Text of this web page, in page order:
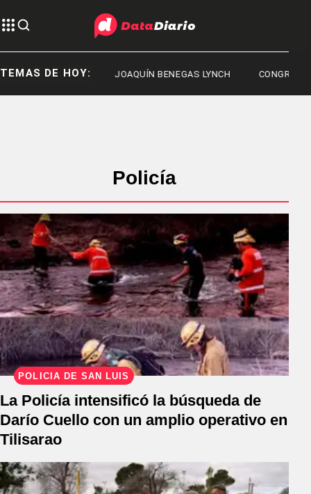
TEMAS DE HOY:
CHUBUT JOAQUÍN BENEGAS LYNCH CONGRESO
Policía
POLICÍA DE SAN LUIS
La Policía intensificó la búsqueda de
Darío Cuello con un amplio operativo en
Tilisarao